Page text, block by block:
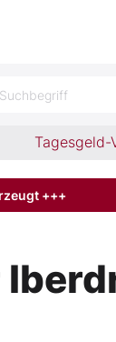
Tagesgeld-
+++